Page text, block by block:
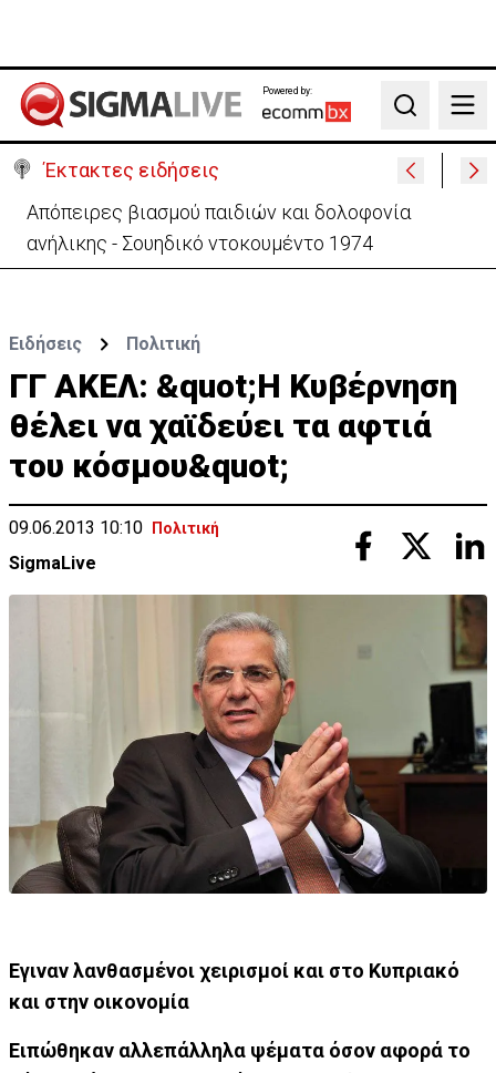
Powered by:
Search
Έκτακτες ειδήσεις
Μεγάλο πακέτο όπλων από Τουρκία προς Ουκρανία
-Κίνηση με μήνυμα προς Μόσχα;
Ειδήσεις Πολιτική
ΓΓ ΑΚΕΛ: &quot;Η Κυβέρνηση
θέλει να χαϊδεύει τα αφτιά
του κόσμου&quot;
09.06.2013 10:10 Πολιτική
SigmaLive
Eγιναν λανθασμένοι χειρισμοί και στο Κυπριακό
και στην οικονομία
Ειπώθηκαν αλλεπάλληλα ψέματα όσον αφορά το